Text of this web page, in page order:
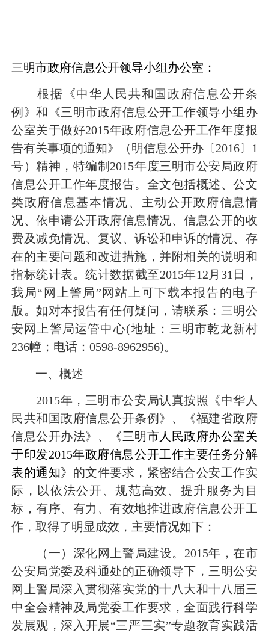
三明市政府信息公开领导小组办公室：
根据《中华人民共和国政府信息公开条
例》和《三明市政府信息公开工作领导小组办
公室关于做好2015年政府信息公开工作年度报
告有关事项的通知》（明信息公开办〔 2016〕 1
号）精神，特编制 2015年度三明市公安局政府
信息公开工作年度报告。全文包括概述、公文
类政府信息基本情况、主动公开政府信息情
况、依申请公开政府信息情况、信息公开的收
费及减免情况、复议、诉讼和申诉的情况、存
在的主要问题和改进措施，并附相关的说明和
指标统计表。统计数据截至2015年12 月 31 日
，
我局“ 网上警局” 网站 上可下载本报告的电子
版。如对本报告有任何疑问，请联系：三明公
安网上警局运管中心(地址：三明市乾龙新村
236幢；电话： 0598-8962956)。
一、 概述
2015年，三明市公安局认真按照《中华人
民共和国政府信息公开条例》、《福建省政府
信息公开办法》、
《三明市人民政府办公室关
于印发2015年政府信息公开工作主要任务分解
表的通知》 的文件要求，紧密结合公安工作实
际，以依法公开、规范高效、提升服务为目
标，有序、有力、有效地推进政府信息公开工
作，取得了明显成效，主要情况如下：
（一）深化网上警局建设。 2015年，在市
公安局党委及科通处的正确领导下，三明公安
网上警局深入贯彻落实党的十八大和十八届三
中全会精神及局党委工作要求，全面践行科学
发展观，深入开展“三严三实”专题教育实践活